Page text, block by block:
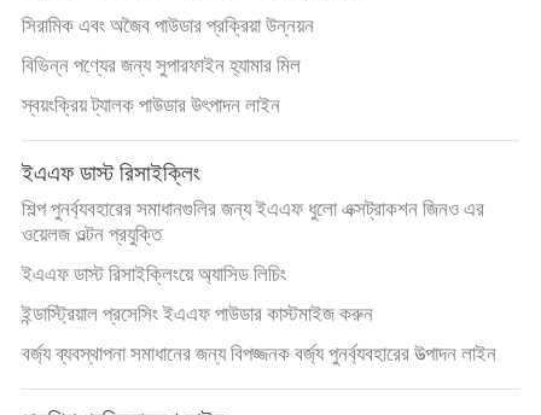
কারখানা
ভ্রমণ
মান
নিয়ন্ত্রণ
যোগাযোগ
করুন
সিরামিক এবং অজৈব পাউডার প্রক্রিয়া উন্নয়ন
বিভিন্ন পণ্যের জন্য সুপারফাইন হ্যামার মিল
স্বয়ংক্রিয় ট্যালক পাউডার উৎপাদন লাইন
ইএএফ ডাস্ট রিসাইক্লিং
শিল্প পুনর্ব্যবহারের সমাধানগুলির জন্য ইএএফ ধুলো এক্সট্রাকশন জিনও এর
ওয়েলজ ওল্টন প্রযুক্তি
ইএএফ ডাস্ট রিসাইক্লিংয়ে অ্যাসিড লিচিং
ইন্ডাস্ট্রিয়াল প্রসেসিং ইএএফ পাউডার কাস্টমাইজ করুন
বর্জ্য ব্যবস্থাপনা সমাধানের জন্য বিপজ্জনক বর্জ্য পুনর্ব্যবহারের উত্পাদন লাইন